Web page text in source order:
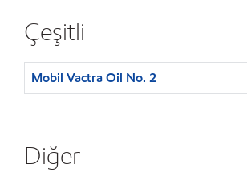
Çeşitli
Mobil Vactra Oil No. 2
Diğer